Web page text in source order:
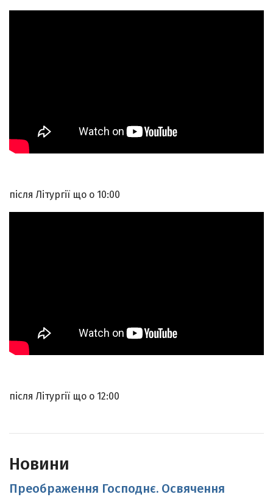
після Літургії що о 10:00
після Літургії що о 12:00
Новини
Преображення Господнє. Освячення